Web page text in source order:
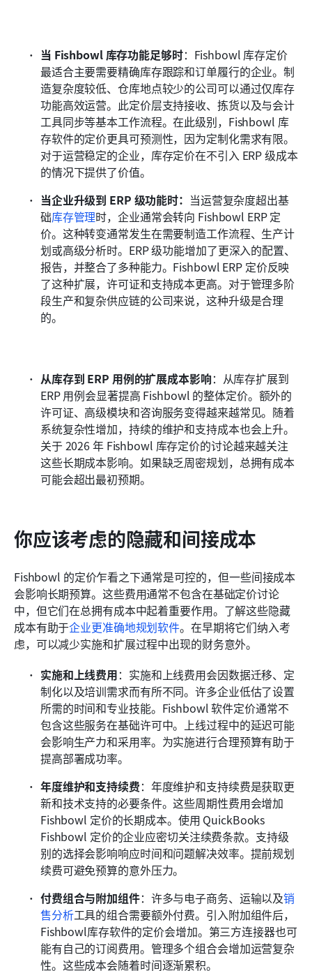
当 Fishbowl 库存功能足够时：Fishbowl 库存定价
最适合主要需要精确库存跟踪和订单履行的企业。制
造复杂度较低、仓库地点较少的公司可以通过仅库存
功能高效运营。此定价层支持接收、拣货以及与会计
工具同步等基本工作流程。在此级别，Fishbowl 库
存软件的定价更具可预测性，因为定制化需求有限。
对于运营稳定的企业，库存定价在不引入 ERP 级成本
的情况下提供了价值。
当企业升级到 ERP 级功能时： 当运营复杂度超出基
础库存管理时，企业通常会转向 Fishbowl ERP 定
价。这种转变通常发生在需要制造工作流程、生产计
划或高级分析时。ERP 级功能增加了更深入的配置、
报告，并整合了多种能力。Fishbowl ERP 定价反映
了这种扩展，许可证和支持成本更高。对于管理多阶
段生产和复杂供应链的公司来说，这种升级是合理
的。
从库存到 ERP 用例的扩展成本影响：从库存扩展到
ERP 用例会显著提高 Fishbowl 的整体定价。额外的
许可证、高级模块和咨询服务变得越来越常见。随着
系统复杂性增加，持续的维护和支持成本也会上升。
关于 2026 年 Fishbowl 库存定价的讨论越来越关注
这些长期成本影响。如果缺乏周密规划，总拥有成本
可能会超出最初预期。
你应该考虑的隐藏和间接成本
Fishbowl 的定价乍看之下通常是可控的，但一些间接成本
会影响长期预算。这些费用通常不包含在基础定价讨论
中，但它们在总拥有成本中起着重要作用。了解这些隐藏
成本有助于企业更准确地规划软件。在早期将它们纳入考
虑，可以减少实施和扩展过程中出现的财务意外。
实施和上线费用：实施和上线费用会因数据迁移、定
制化以及培训需求而有所不同。许多企业低估了设置
所需的时间和专业技能。Fishbowl 软件定价通常不
包含这些服务在基础许可中。上线过程中的延迟可能
会影响生产力和采用率。为实施进行合理预算有助于
提高部署成功率。
年度维护和支持续费：年度维护和支持续费是获取更
新和技术支持的必要条件。这些周期性费用会增加
Fishbowl 定价的长期成本。使用 QuickBooks
Fishbowl 定价的企业应密切关注续费条款。支持级
别的选择会影响响应时间和问题解决效率。提前规划
续费可避免预算的意外压力。
付费组合与附加组件：许多与电子商务、运输以及销
售分析工具的组合需要额外付费。引入附加组件后，
Fishbowl库存软件的定价会增加。第三方连接器也可
能有自己的订阅费用。管理多个组合会增加运营复杂
性。这些成本会随着时间逐渐累积。